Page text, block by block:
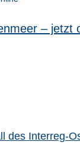
– jetzt
des Interreg-